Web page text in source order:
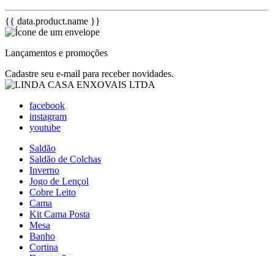
{{ data.product.name }}
Lançamentos e promoções
Cadastre seu e-mail para receber novidades.
facebook
instagram
youtube
Saldão
Saldão de Colchas
Inverno
Jogo de Lençol
Cobre Leito
Cama
Kit Cama Posta
Mesa
Banho
Cortina